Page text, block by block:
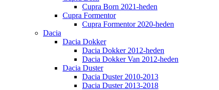
Cupra Born 2021-heden
Cupra Formentor
Cupra Formentor 2020-heden
Dacia
Dacia Dokker
Dacia Dokker 2012-heden
Dacia Dokker Van 2012-heden
Dacia Duster
Dacia Duster 2010-2013
Dacia Duster 2013-2018